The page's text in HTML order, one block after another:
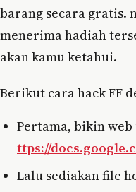
barang secara gratis.
menerima hadiah
akan kamu ketahui.
Berikut cara hack FF
Pertama, bikin
ttps://
Lalu sediakan file